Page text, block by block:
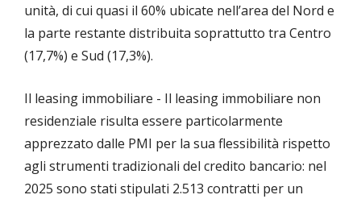
unità, di cui quasi il 60% ubicate nell’area del Nord e
la parte restante distribuita soprattutto tra Centro
(17,7%) e Sud (17,3%).
Il leasing immobiliare - Il leasing immobiliare non
residenziale risulta essere particolarmente
apprezzato dalle PMI per la sua flessibilità rispetto
agli strumenti tradizionali del credito bancario: nel
2025 sono stati stipulati 2.513 contratti per un